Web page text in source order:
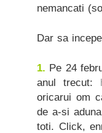
nemancati
Dar sa
1. Pe 24
anul trecut:
oricarui om
de a-si
toti. Click,